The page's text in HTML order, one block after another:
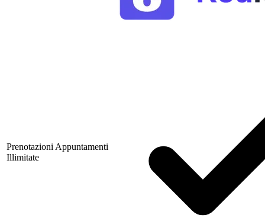
Prenotazioni Appuntamenti
Illimitate